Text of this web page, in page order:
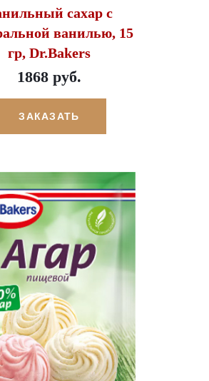
сахар с
ванилью, 15
гр, Dr.Bakers
1868 руб.
ЗАКАЗАТЬ